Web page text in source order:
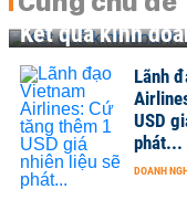
Kết quả kinh
Lãnh
USD
phát...
DOANH